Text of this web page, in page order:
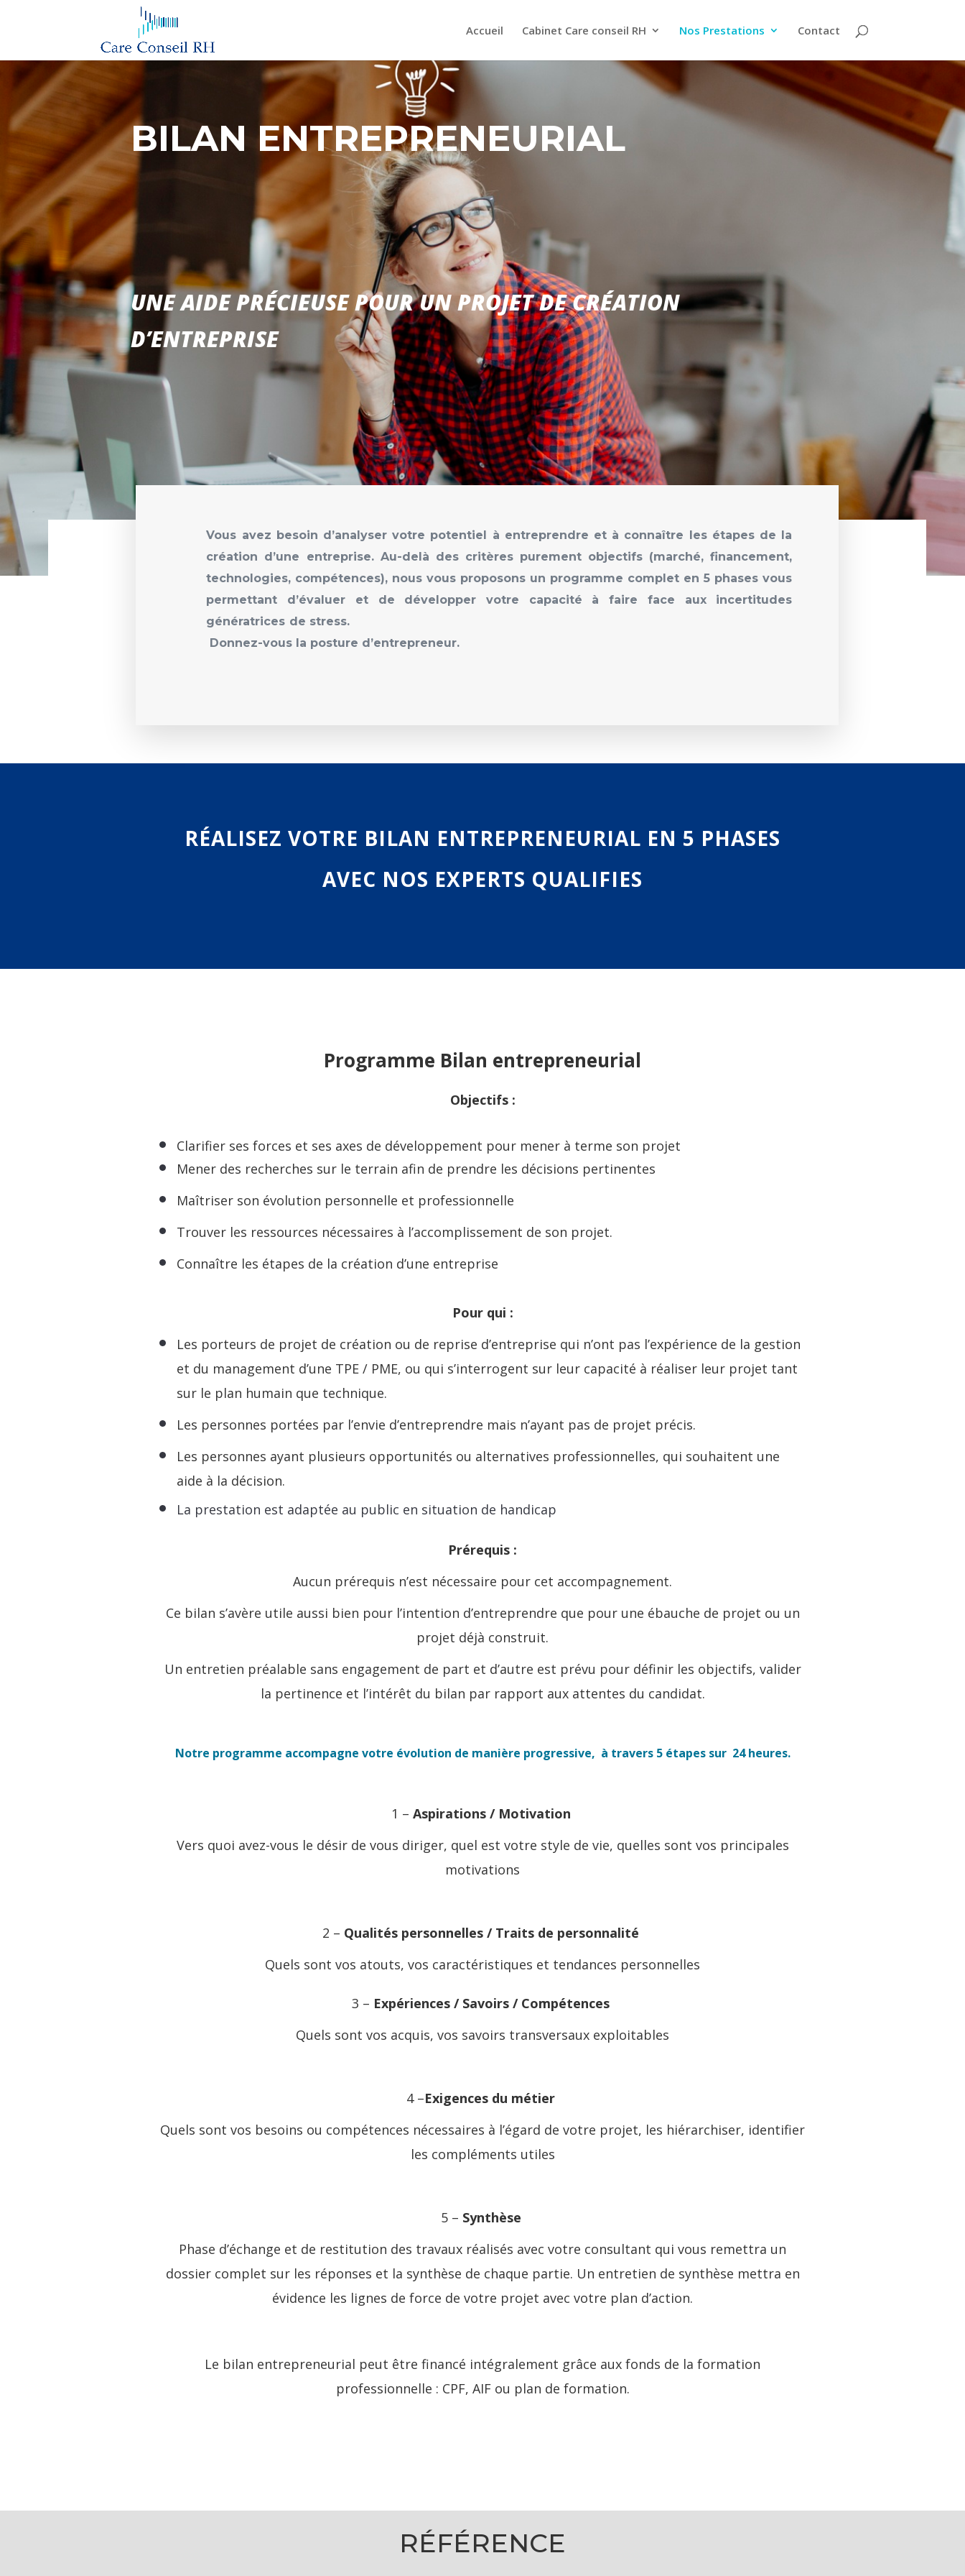
Accueil Cabinet Care conseil RH Nos Prestations Contact
BILAN ENTREPRENEURIAL
UNE AIDE PRÉCIEUSE POUR UN PROJET DE CRÉATION
D’ENTREPRISE
Vous avez besoin d’analyser votre potentiel à entreprendre et à connaître les étapes de la
création d’une entreprise. Au-delà des critères purement objectifs (marché, financement,
technologies, compétences), nous vous proposons un programme complet en 5 phases vous
permettant d’évaluer et de développer votre capacité à faire face aux incertitudes
génératrices de stress.
Donnez-vous la posture d’entrepreneur.
RÉALISEZ VOTRE BILAN ENTREPRENEURIAL EN 5 PHASES
AVEC NOS EXPERTS QUALIFIES
Programme Bilan entrepreneurial
Objectifs :
Clarifier ses forces et ses axes de développement pour mener à terme son projet
Mener des recherches sur le terrain afin de prendre les décisions pertinentes
Maîtriser son évolution personnelle et professionnelle
Trouver les ressources nécessaires à l’accomplissement de son projet.
Connaître les étapes de la création d’une entreprise
Pour qui :
Les porteurs de projet de création ou de reprise d’entreprise qui n’ont pas l’expérience de la gestion
et du management d’une TPE / PME, ou qui s’interrogent sur leur capacité à réaliser leur projet tant
sur le plan humain que technique.
Les personnes portées par l’envie d’entreprendre mais n’ayant pas de projet précis.
Les personnes ayant plusieurs opportunités ou alternatives professionnelles, qui souhaitent une
aide à la décision.
La prestation est adaptée au public en situation de handicap
Prérequis :
Aucun prérequis n’est nécessaire pour cet accompagnement.
Ce bilan s’avère utile aussi bien pour l’intention d’entreprendre que pour une ébauche de projet ou un
projet déjà construit.
Un entretien préalable sans engagement de part et d’autre est prévu pour définir les objectifs, valider
la pertinence et l’intérêt du bilan par rapport aux attentes du candidat.
Notre programme accompagne votre évolution de manière progressive, à travers 5 étapes sur 24 heures.
1 – Aspirations / Motivation
Vers quoi avez-vous le désir de vous diriger, quel est votre style de vie, quelles sont vos principales
motivations
2 – Qualités personnelles / Traits de personnalité
Quels sont vos atouts, vos caractéristiques et tendances personnelles
3 – Expériences / Savoirs / Compétences
Quels sont vos acquis, vos savoirs transversaux exploitables
4 –Exigences du métier
Quels sont vos besoins ou compétences nécessaires à l’égard de votre projet, les hiérarchiser, identifier
les compléments utiles
5 – Synthèse
Phase d’échange et de restitution des travaux réalisés avec votre consultant qui vous remettra un
dossier complet sur les réponses et la synthèse de chaque partie. Un entretien de synthèse mettra en
évidence les lignes de force de votre projet avec votre plan d’action.
Le bilan entrepreneurial peut être financé intégralement grâce aux fonds de la formation
professionnelle : CPF, AIF ou plan de formation.
RÉFÉRENCE